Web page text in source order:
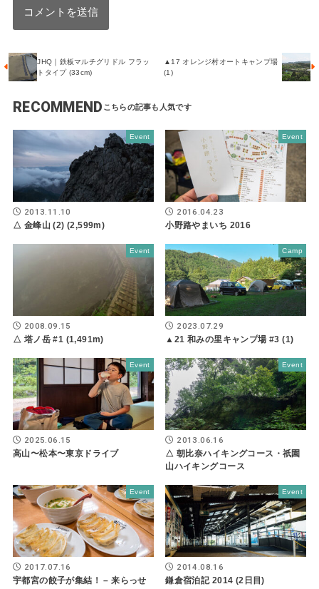
JHQ｜鉄板マルチグリドル フラッ
トタイプ (33cm)
▲17 オレンジ村オートキャンプ場
(1)
RECOMMEND
Event
2013.11.10
△ 金峰山 (2) (2,599m)
Event
2016.04.23
小野路やまいち 2016
Event
2008.09.15
△ 塔ノ岳 #1 (1,491m)
Camp
2023.07.29
▲21 和みの里キャンプ場 #3 (1)
Event
2025.06.15
高山〜松本〜東京ドライブ
Event
2013.06.16
△ 朝比奈ハイキングコース・祇園
山ハイキングコース
Event
2017.07.16
宇都宮の餃子が集結！ – 来らっせ
Event
2014.08.16
鎌倉宿泊記 2014 (2日目)